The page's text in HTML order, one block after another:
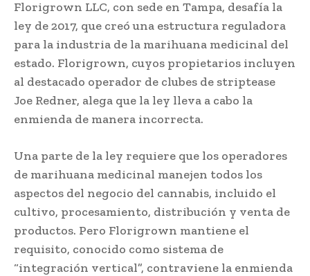
Florigrown LLC, con sede en Tampa, desafía la
ley de 2017, que creó una estructura reguladora
para la industria de la marihuana medicinal del
estado. Florigrown, cuyos propietarios incluyen
al destacado operador de clubes de striptease
Joe Redner, alega que la ley lleva a cabo la
enmienda de manera incorrecta.
Una parte de la ley requiere que los operadores
de marihuana medicinal manejen todos los
aspectos del negocio del cannabis, incluido el
cultivo, procesamiento, distribución y venta de
productos. Pero Florigrown mantiene el
requisito, conocido como sistema de
“integración vertical”, contraviene la enmienda